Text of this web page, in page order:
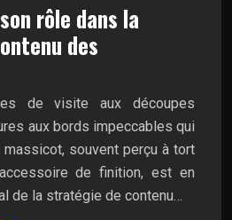
rôle dans la
des
de visite aux découpes
aux bords impeccables qui
souvent perçu à tort
de finition, est en
de la stratégie de contenu…